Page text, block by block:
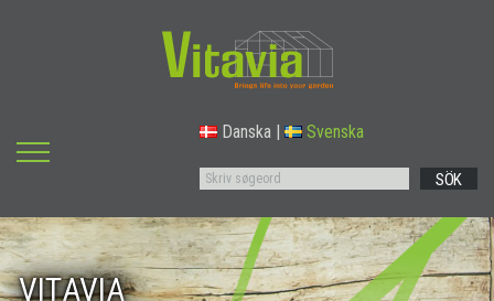
Danska Svenska
SÖK
VITAVIA